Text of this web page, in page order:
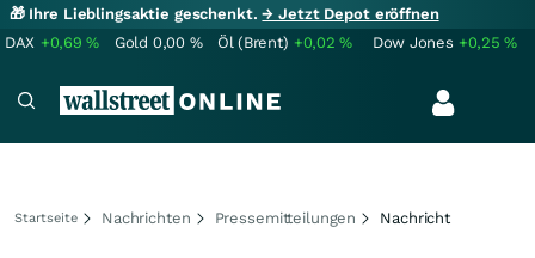
🎁 Ihre Lieblingsaktie geschenkt.→ Jetzt Depot eröffnen
DAX +0,69% Gold 0,00 % Öl (Brent) +0,02% Dow Jones +0,25%
Startseite Nachrichten Pressemitteilungen Nachricht